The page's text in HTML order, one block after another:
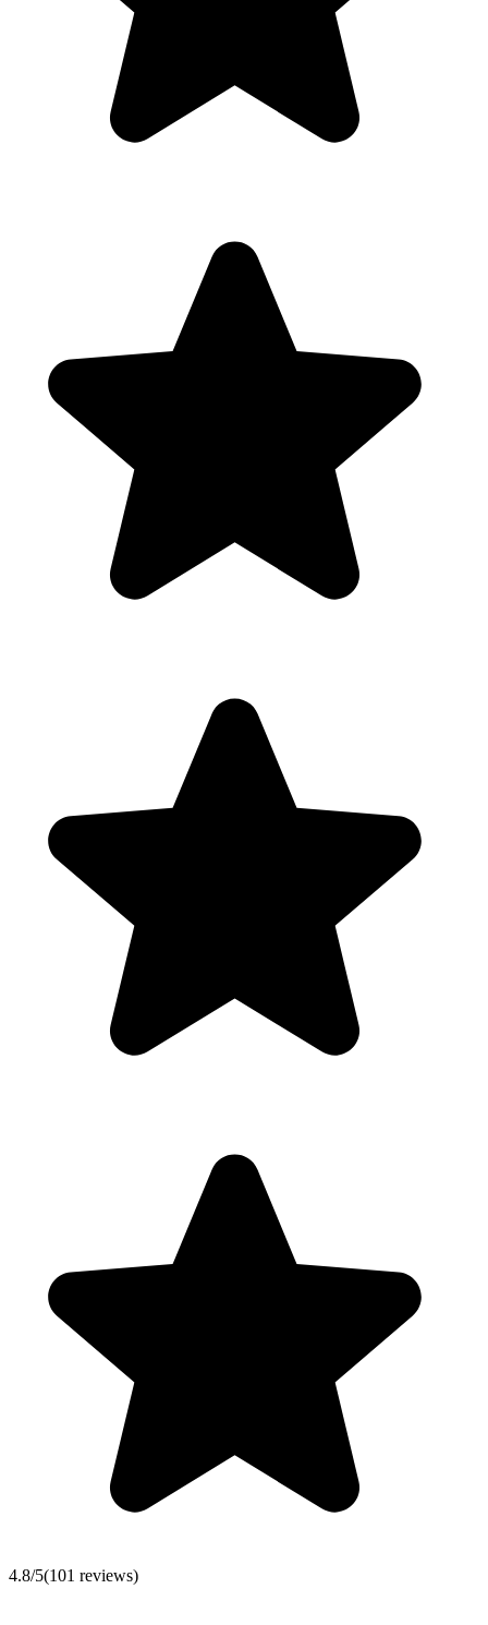
4.8/5(101 reviews)